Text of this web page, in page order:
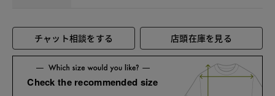
チャット相談をする 店頭在庫を見る
Check the recommended size